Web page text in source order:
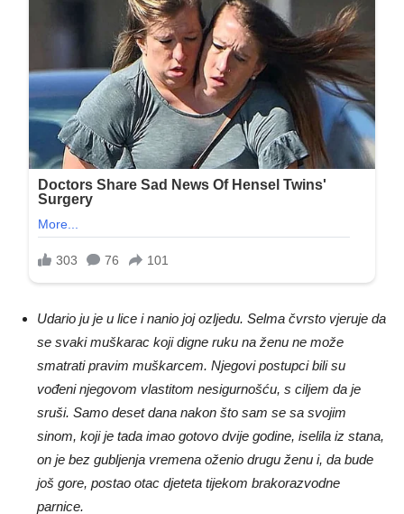
Udario ju je u lice i nanio joj ozljedu. Selma čvrsto vjeruje da
se svaki muškarac koji digne ruku na ženu ne može
smatrati pravim muškarcem. Njegovi postupci bili su
vođeni njegovom vlastitom nesigurnošću, s ciljem da je
sruši. Samo deset dana nakon što sam se sa svojim
sinom, koji je tada imao gotovo dvije godine, iselila iz stana,
on je bez gubljenja vremena oženio drugu ženu i, da bude
još gore, postao otac djeteta tijekom brakorazvodne
parnice.